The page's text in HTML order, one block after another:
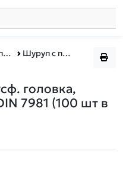
Шуруп c полусферической головкой DIN 7981 зип-лок
головка,
7981 (100 шт в